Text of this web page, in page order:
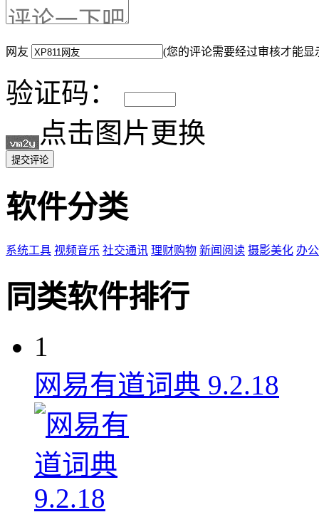
网友 (您的评论需要经过审核才能显
验证码：
点击图片更换
提交评论
软件分类
系统工具 视频音乐 社交通讯 理财购物 新闻阅读 摄影美化 办
同类软件排行
1
网易有道词典 9.2.18